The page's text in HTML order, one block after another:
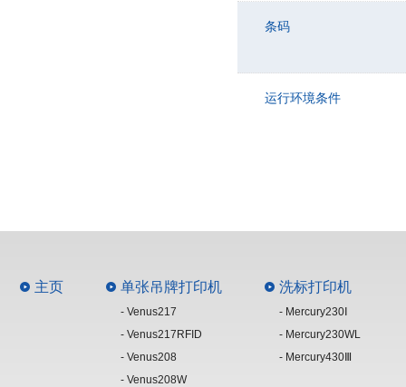
条码
运行环境条件
主页 单张吊牌打印机
- Venus217
- Venus217RFID
- Venus208
- Venus208W
洗标打印机
- Mercury230Ⅰ
- Mercury230WL
- Mercury430Ⅲ